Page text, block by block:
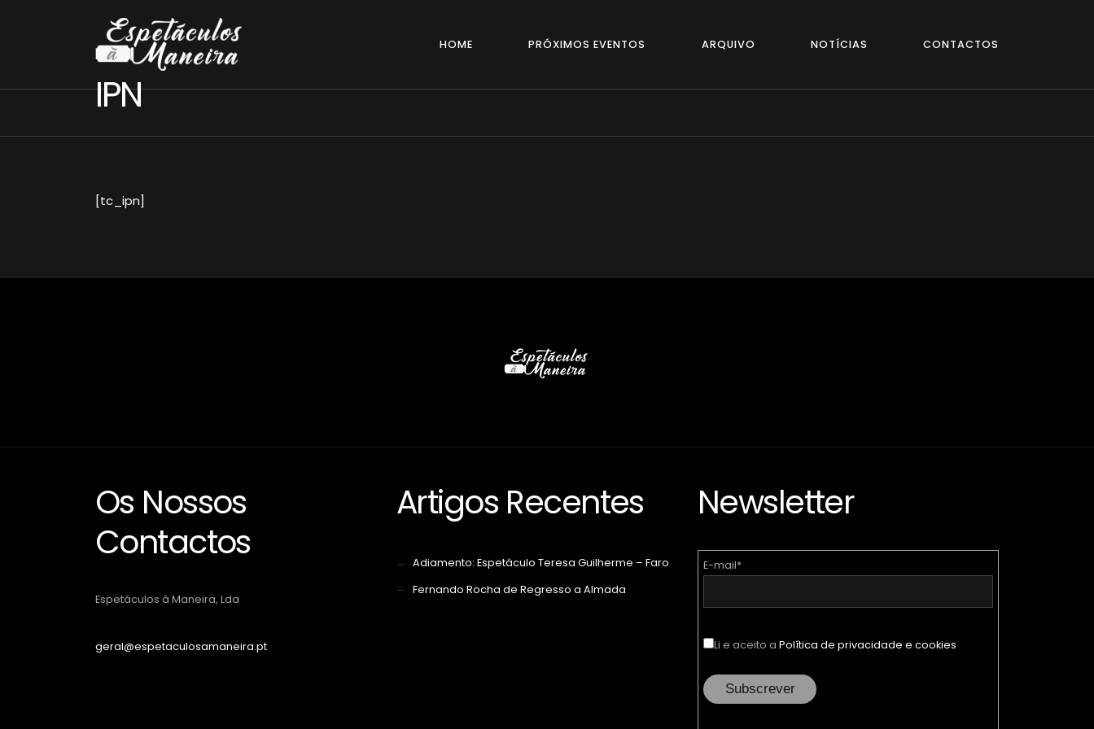
HOME PRÓXIMOS EVENTOS ARQUIVO NOTÍCIAS CONTACTOS
IPN
[tc_ipn]
Os Nossos
Contactos
Espetáculos à Maneira, Lda
geral@espetaculosamaneira.pt
Artigos Recentes
Adiamento: Espetáculo Teresa Guilherme – Faro
Fernando Rocha de Regresso a Almada
Newsletter
E-mail*
Li e aceito aPolítica de privacidade e cookies